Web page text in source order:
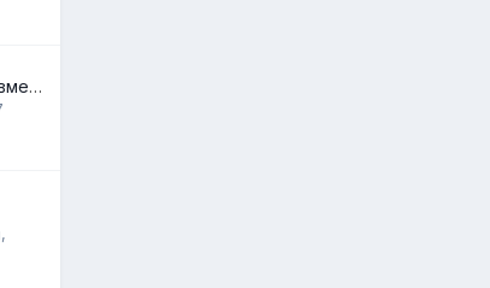
Приятный бонус к пневме))))